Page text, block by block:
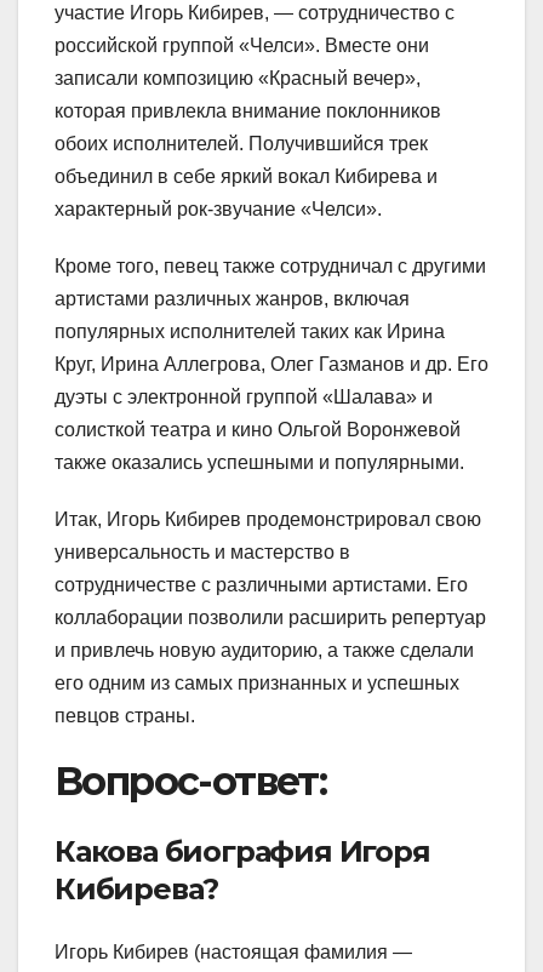
участие Игорь Кибирев, — сотрудничество с
российской группой «Челси». Вместе они
записали композицию «Красный вечер»,
которая привлекла внимание поклонников
обоих исполнителей. Получившийся трек
объединил в себе яркий вокал Кибирева и
характерный рок-звучание «Челси».
Кроме того, певец также сотрудничал с другими
артистами различных жанров, включая
популярных исполнителей таких как Ирина
Круг, Ирина Аллегрова, Олег Газманов и др. Его
дуэты с электронной группой «Шалава» и
солисткой театра и кино Ольгой Воронжевой
также оказались успешными и популярными.
Итак, Игорь Кибирев продемонстрировал свою
универсальность и мастерство в
сотрудничестве с различными артистами. Его
коллаборации позволили расширить репертуар
и привлечь новую аудиторию, а также сделали
его одним из самых признанных и успешных
певцов страны.
Вопрос-ответ:
Какова биография Игоря
Кибирева?
Игорь Кибирев (настоящая фамилия —